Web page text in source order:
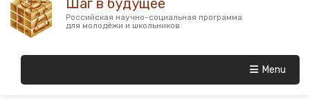
Российская научно-социальная программа
для молодёжи и школьников
Menu